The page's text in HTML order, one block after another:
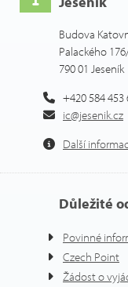
Budova
Palackého
790 01 Jeseník
+420 584 453
ic@jesenik.cz
Další
Důležité
Povinné
Czech Point
Žádost o